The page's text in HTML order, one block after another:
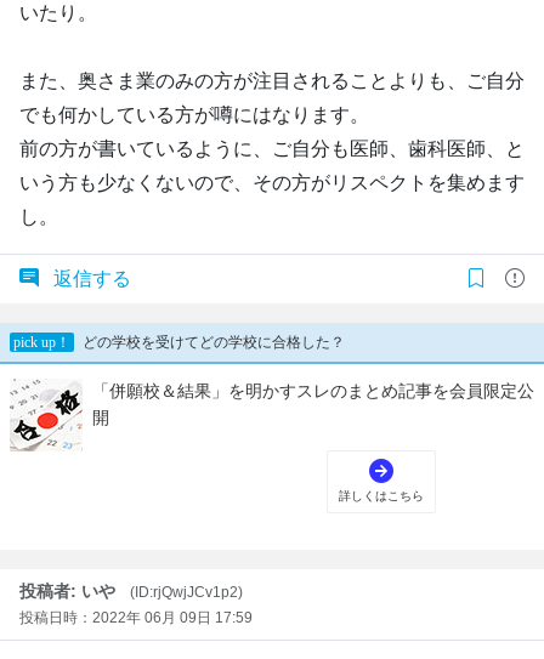
いたり。
また、奥さま業のみの方が注目されることよりも、ご自分
でも何かしている方が噂にはなります。
前の方が書いているように、ご自分も医師、歯科医師、と
いう方も少なくないので、その方がリスペクトを集めます
し。
返信する
投稿者: いや
(ID:rjQwjJCv1p2)
投稿日時：2022年 06月 09日 17:59